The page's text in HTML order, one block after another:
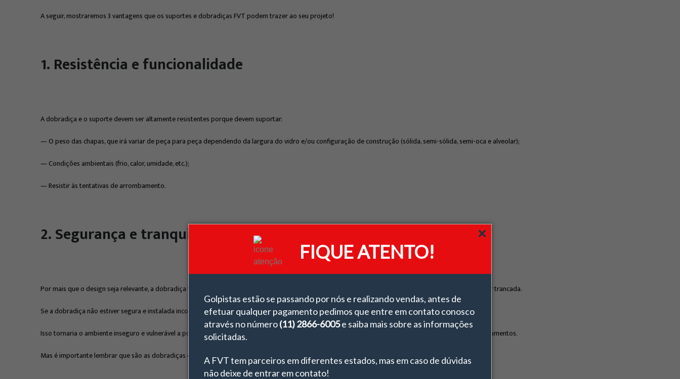
FIQUE ATENTO!
Golpistas estão se passando por nós e realizando vendas, antes de
efetuar qualquer pagamento pedimos que entre em contato conosco
através no número(11) 2866-6005e saiba mais sobre as informações
solicitadas.
A FVT tem parceiros em diferentes estados, mas em caso de dúvidas
não deixe de entrar em contato!
A seguir, mostraremos 3 vantagens que os suportes e dobradiças FVT podem trazer ao seu projeto!
1. Resistência e funcionalidade
A dobradiça e o suporte devem ser altamente resistentes porque devem suportar:
— O peso das chapas, que irá variar de peça para peça dependendo da largura do vidro e/ou configuração de construção (sólida, semi-sólida, semi-oca e alveolar);
— Condições ambientais (frio, calor, umidade, etc.);
— Resistir às tentativas de arrombamento.
2. Segurança e tranquilidade no ambiente
Por mais que o design seja relevante, a dobradiça tem como uma de suas principais funções dificultar a abertura de uma porta de vidro quando ela estiver trancada.
Se a dobradiça não estiver segura e instalada incorretamente, ela não poderá executar esta função.
Isso tornaria o ambiente inseguro e vulnerável a possíveis arrombamentos. Muitos acreditam que apenas o vidro é responsável por impedir esses arrombamentos.
Mas é importante lembrar que são as dobradiças que prendem as folhas aos batentes.